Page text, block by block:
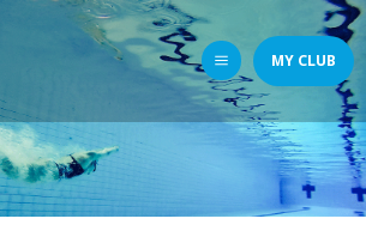
MY CLUB